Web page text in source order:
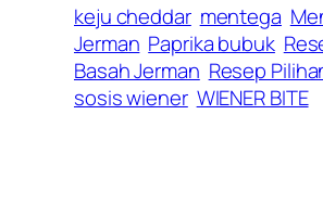
keju cheddar mentega
Jerman Paprika bubuk
Basah Jerman Resep
sosis wiener WIENER BITE